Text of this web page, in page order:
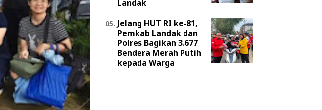
Landak
Jelang HUT RI ke-81,
Pemkab Landak dan
Polres Bagikan 3.677
Bendera Merah Putih
kepada Warga